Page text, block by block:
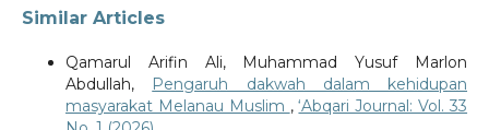
Similar Articles
Qamarul Arifin Ali, Muhammad Yusuf Marlon
Abdullah, Pengaruh dakwah dalam kehidupan
masyarakat Melanau Muslim ,‘Abqari Journal: Vol. 33